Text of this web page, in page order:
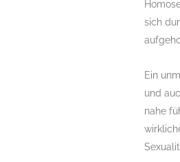
sich
Ein
und
nahe